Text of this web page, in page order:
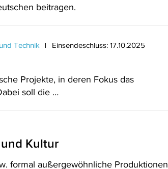
beitragen.
Technik Einsendeschluss: 17.10.2025
Projekte, in deren Fokus das
soll die …
Kultur
formal außergewöhnliche Produktionen